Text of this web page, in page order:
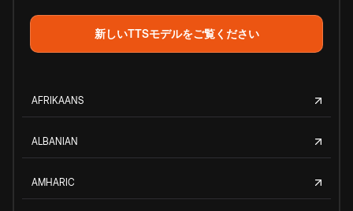
新しいTTSモデルをご覧ください
AFRIKAANS
ALBANIAN
AMHARIC